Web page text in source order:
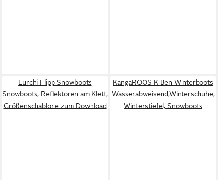
Lurchi Flipp Snowboots
Snowboots, Reflektoren am Klett,
Größenschablone zum Download
KangaROOS K-Ben Winterboots
Wasserabweisend,Winterschuhe,
Winterstiefel, Snowboots